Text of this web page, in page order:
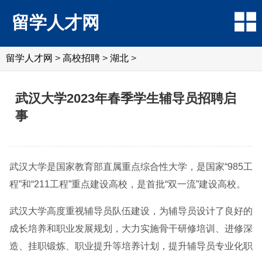
留学人才网
留学人才网 > 高校招聘 > 湖北 >
武汉大学2023年春季学生辅导员招聘启
事
武汉大学是国家教育部直属重点综合性大学，是国家“985工
程”和“211工程”重点建设高校，是首批“双一流”建设高校。
武汉大学高度重视辅导员队伍建设，为辅导员设计了良好的
成长培养和职业发展规划，大力实施骨干研修培训、进修深
造、挂职锻炼、职业提升等培养计划，提升辅导员专业化职